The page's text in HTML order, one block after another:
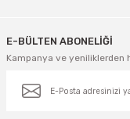
E-BÜLTEN ABONELİĞİ
Kampanya ve yeniliklerden